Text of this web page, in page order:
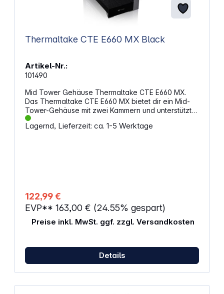
Thermaltake CTE E660 MX Black
Artikel-Nr.:
101490
Mid Tower Gehäuse Thermaltake CTE E660 MX.
Das Thermaltake CTE E660 MX bietet dir ein Mid-
Tower-Gehäuse mit zwei Kammern und unterstützt
sowohl ASUS- als auch MSI-Motherboards mit
Hidden Connector. Mit Drei-Wege-GPU-
kannst bis zu vierzehn 120-mm-Lüfter oder zwölf
140-mm-Lüfter installieren und AIO-Radiatoren bis
zu 420 mm anbringen. So erreichst du eine ideale
Kühlung und ansprechende Ästhetik. Zwei
austauschbare FrontblendenMit der vorinstallierten
Innenausstattung stilvoll. Die zweite, perforierte
Frontblende ermöglicht eine verbesserte
Luftzirkulation. Diese Flexibilität erlaubt dir, dein
Setup nach deinen Wünschen zu gestalten.
Lagernd, Lieferzeit: ca. 1-5 Werktage
122,99 €
EVP** 163,00 € (24.55% gespart)
Preise inkl. MwSt. ggf. zzgl. Versandkosten
Details